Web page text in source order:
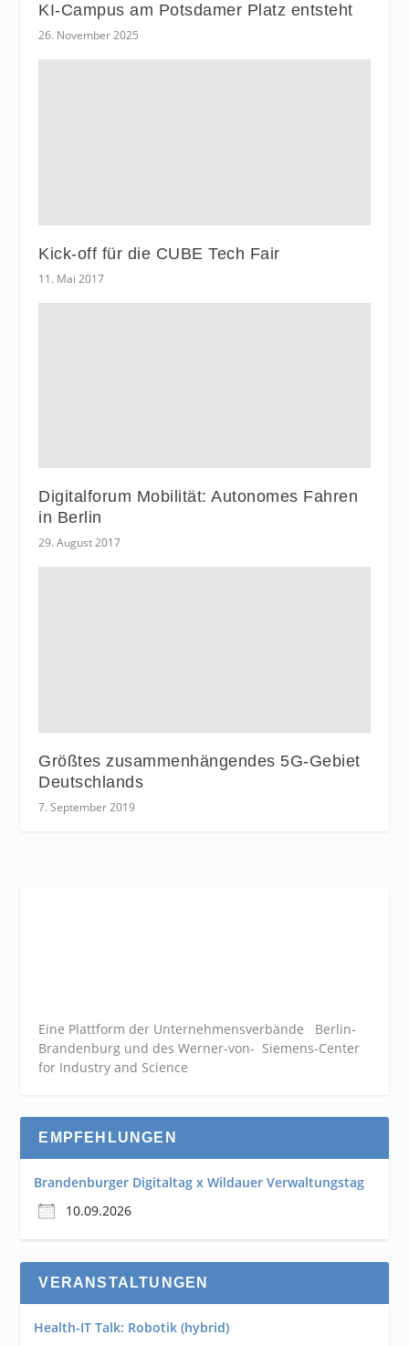
KI-Campus am Potsdamer Platz entsteht
26. November 2025
Kick-off für die CUBE Tech Fair
11. Mai 2017
Digitalforum Mobilität: Autonomes Fahren
in Berlin
29. August 2017
Größtes zusammenhängendes 5G-Gebiet
Deutschlands
7. September 2019
Eine Plattform der Unternehmensverbände Berlin-
Brandenburg und des Werner-von- Siemens-Center
for Industry and Science
EMPFEHLUNGEN
Brandenburger Digitaltag x Wildauer Verwaltungstag
10.09.2026
VERANSTALTUNGEN
Health-IT Talk: Robotik (hybrid)